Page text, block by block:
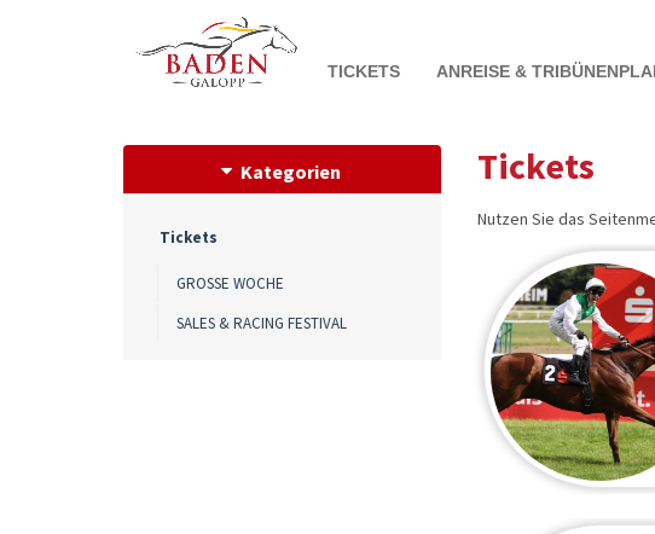
TICKETS ANREISE &
Kategorien
Tickets
GROSSE WOCHE
SALES & RACING FESTIVAL
Tickets
Nutzen Sie das